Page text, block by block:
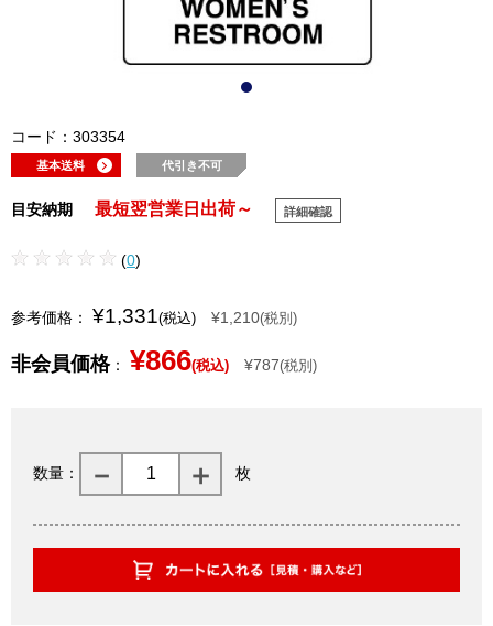
コード：303354
基本送料 代引き不可
目安納期 最短翌営業日出荷～ 詳細確認
(0)
参考価格： ¥1,331(税込) ¥1,210(税別)
非会員価格： ¥866(税込) ¥787(税別)
数量： 枚